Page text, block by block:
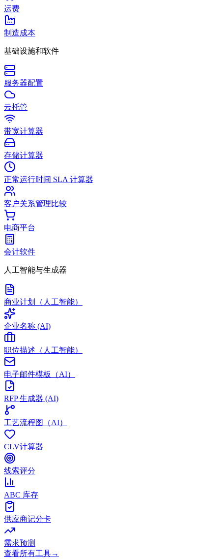
运费
制造成本
基础设施和软件
服务器配置
云托管
带宽计算器
存储计算器
正常运行时间 SLA 计算器
客户关系管理比较
电商平台
会计软件
人工智能与生成器
商业计划（人工智能）
企业名称 (AI)
职位描述（人工智能）
电子邮件模板（AI）
RFP 生成器 (AI)
工艺流程图（AI）
CLV计算器
线索评分
ABC 库存
供应商记分卡
需求预测
查看所有工具→